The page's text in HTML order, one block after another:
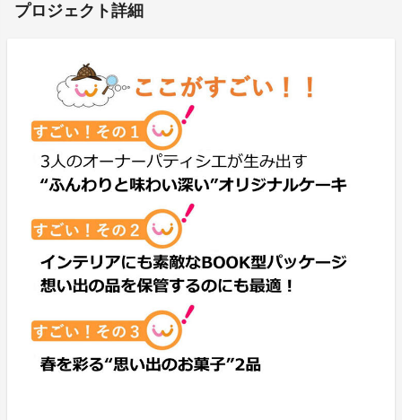
プロジェクト詳細